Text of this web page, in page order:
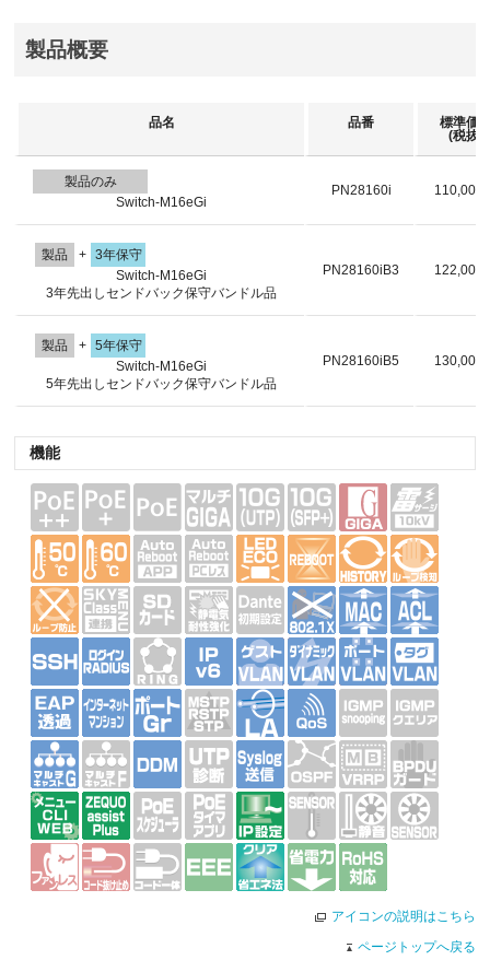
製品概要
品名 品番
標準価
(税抜)
製品のみ
Switch-M16eGi
PN28160i 110,000
製品 + 3年保守
Switch-M16eGi
3年先出しセンドバック保守バンドル品
PN28160iB3 122,000
製品 + 5年保守
Switch-M16eGi
5年先出しセンドバック保守バンドル品
PN28160iB5 130,000
機能
アイコンの説明はこちら
ページトップへ戻る